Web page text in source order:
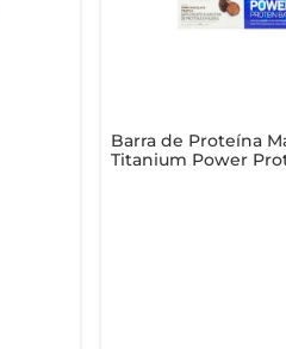
Barra de Proteína
Titanium Power